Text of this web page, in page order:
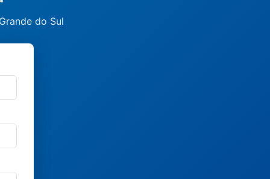
do Sul